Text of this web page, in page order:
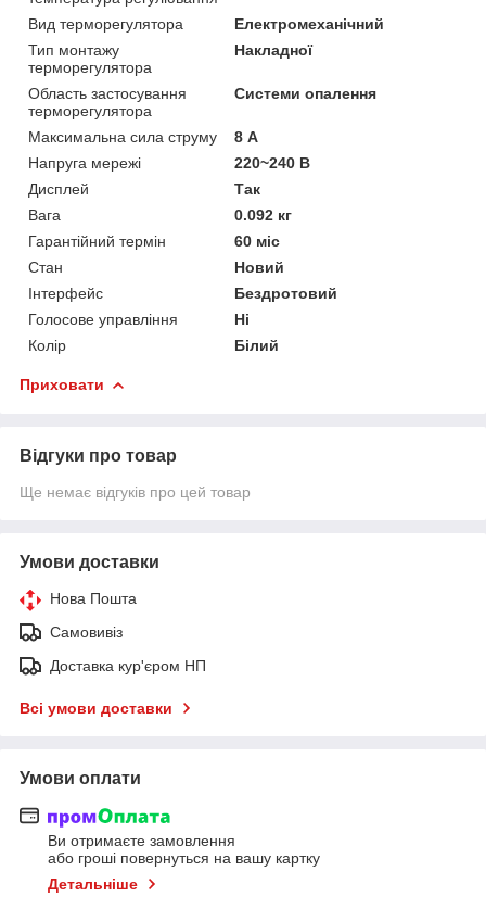
Вид терморегулятора
Електромеханічний
Тип монтажу
терморегулятора
Накладної
Область застосування
терморегулятора
Системи опалення
Максимальна сила струму
8 А
Напруга мережі
220~240 В
Дисплей
Так
Вага
0.092 кг
Гарантійний термін
60 міс
Стан
Новий
Інтерфейс
Бездротовий
Голосове управління
Ні
Колір
Білий
Приховати
Відгуки про товар
Ще немає відгуків про цей товар
Умови доставки
Нова Пошта
Самовивіз
Доставка кур'єром НП
Всі умови доставки
Умови оплати
Ви отримаєте замовлення
або гроші повернуться на вашу картку
Детальніше